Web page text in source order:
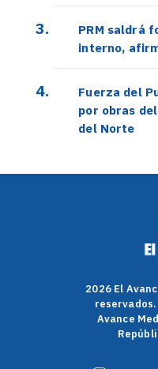
PRM saldrá
interno,
Fuerza del
por obras
del Norte
2026 El
Avance